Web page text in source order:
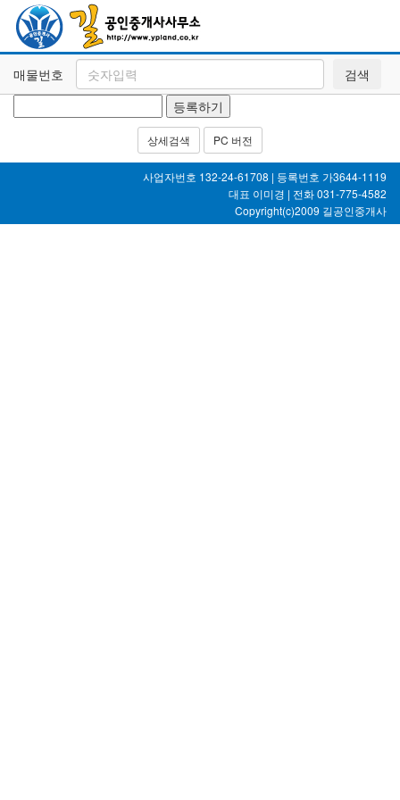
매물번호 검색
상세검색 PC 버전
사업자번호 132-24-61708 | 등록번호 가3644-1119
대표 이미경 | 전화 031-775-4582
Copyright(c)2009 길공인중개사